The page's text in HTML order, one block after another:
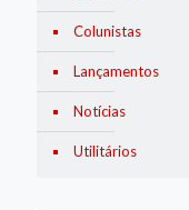
Colunistas
Lançamentos
Notícias
Utilitários